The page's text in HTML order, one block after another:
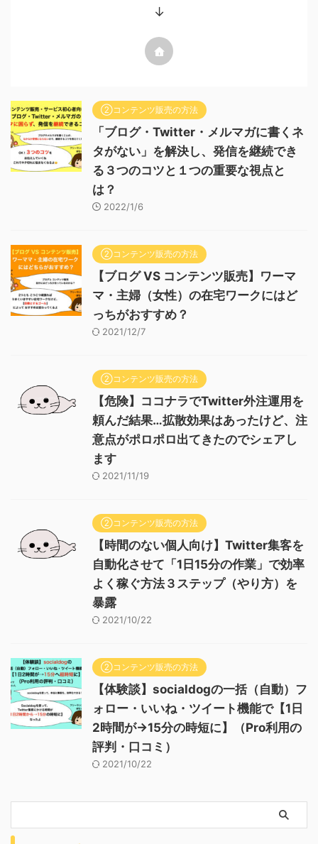
↓
②コンテンツ販売の方法
「ブログ・Twitter・メルマガに書くネ
タがない」を解決し、発信を継続でき
る３つのコツと１つの重要な視点と
は？
2022/1/6
②コンテンツ販売の方法
【ブログ VS コンテンツ販売】ワーマ
マ・主婦（女性）の在宅ワークにはど
っちがおすすめ？
2021/12/7
②コンテンツ販売の方法
【危険】ココナラでTwitter外注運用を
頼んだ結果…拡散効果はあったけど、注
意点がポロポロ出てきたのでシェアし
ます
2021/11/19
②コンテンツ販売の方法
【時間のない個人向け】Twitter集客を
自動化させて「1日15分の作業」で効率
よく稼ぐ方法３ステップ（やり方）を
暴露
2021/10/22
②コンテンツ販売の方法
【体験談】socialdogの一括（自動）フ
ォロー・いいね・ツイート機能で【1日
2時間が→15分の時短に】（Pro利用の
評判・口コミ）
2021/10/22